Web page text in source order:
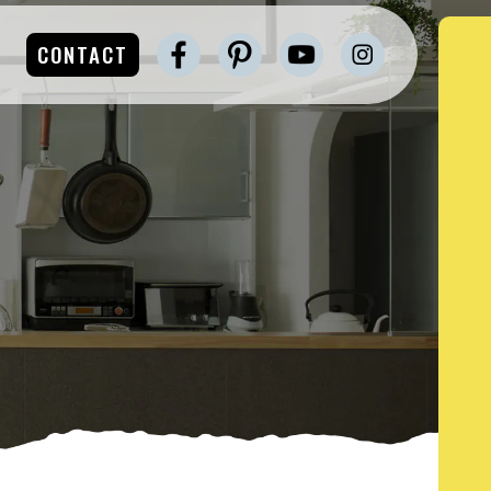
CONTACT